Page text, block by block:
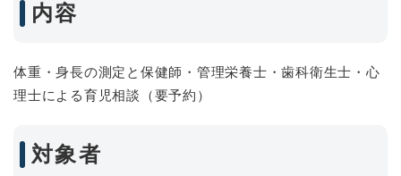
内容
体重・身長の測定と保健師・管理栄養士・歯科衛生士・心
理士による育児相談（要予約）
対象者